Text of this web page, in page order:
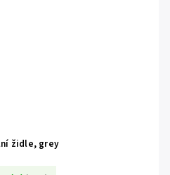
židle, grey